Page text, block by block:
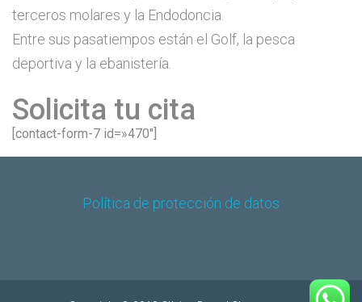
terceros molares y la Endodoncia.
Entre sus pasatiempos están el Golf, la pesca
deportiva y la ebanistería.
Solicita tu cita
[contact-form-7 id=»470″]
Política de protección de datos